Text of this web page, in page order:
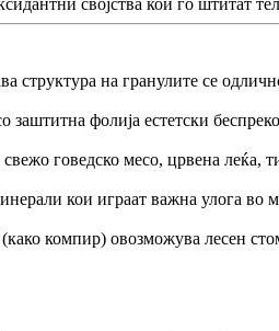
структура на гранулите се
фолија естетски
говедско месо, црвена
кои играат важна улога во
компир) овозможува лесен